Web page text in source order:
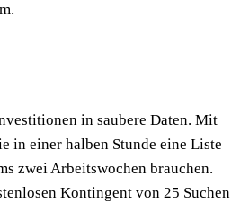
in saubere Daten. Mit
in einer halben Stunde eine Liste
zwei Arbeitswochen brauchen.
Kontingent von 25 Suchen